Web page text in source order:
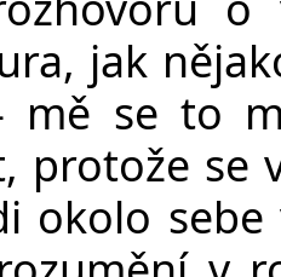
jak
mě se to
protože se
okolo sebe